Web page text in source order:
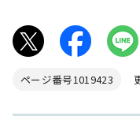
ページ番号1019423